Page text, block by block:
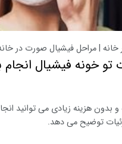
| مراحل فیشیال صورت در
خونه فیشیال انجام
بدون هزینه زیادی می توانید
توضیح می دهد.